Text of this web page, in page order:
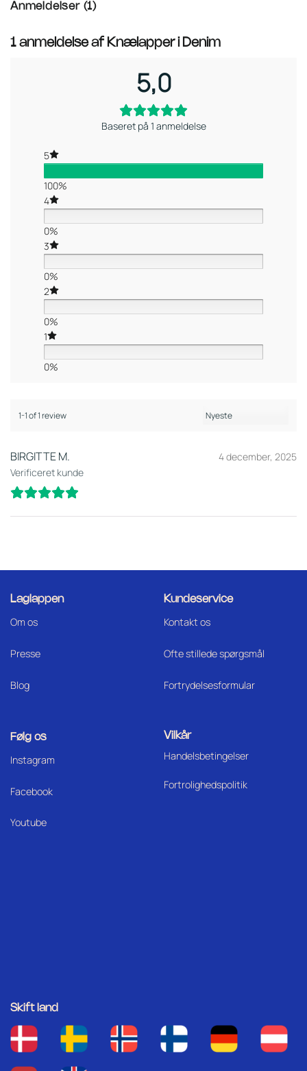
Anmeldelser (1)
1 anmeldelse af Knælapper i Denim
5,0
Baseret på 1 anmeldelse
5
100%
4
0%
3
0%
2
0%
1
0%
1-1 of 1 review
BIRGITTE M.
Verificeret kunde
4 december, 2025
Laglappen
Om os
Presse
Blog
Kundeservice
Kontakt os
Ofte stillede spørgsmål
Fortrydelsesformular
Følg os
Instagram
Facebook
Youtube
Vilkår
Handelsbetingelser
Fortrolighedspolitik
Skift land